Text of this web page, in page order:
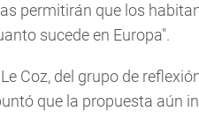
permitirán que los
sucede en Europa".
Coz, del grupo de
que la propuesta aún